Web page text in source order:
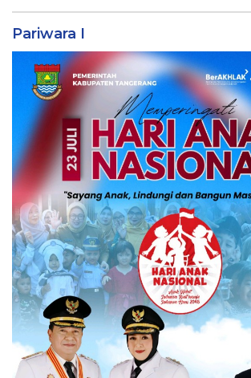
Pariwara I